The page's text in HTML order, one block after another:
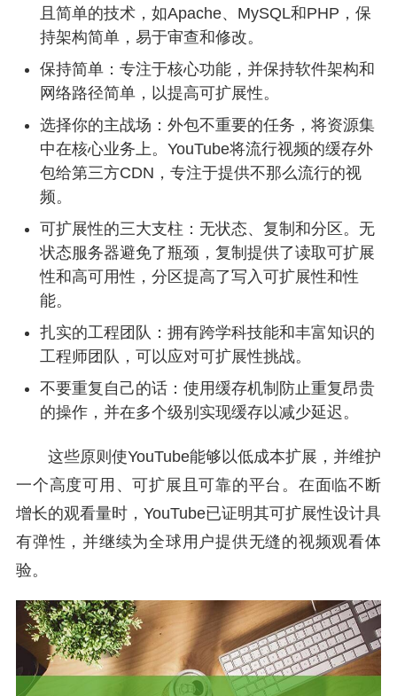
且简单的技术，如Apache、MySQL和PHP，保
持架构简单，易于审查和修改。
保持简单：专注于核心功能，并保持软件架构和
网络路径简单，以提高可扩展性。
选择你的主战场：外包不重要的任务，将资源集
中在核心业务上。YouTube将流行视频的缓存外
包给第三方CDN，专注于提供不那么流行的视
频。
可扩展性的三大支柱：无状态、复制和分区。无
状态服务器避免了瓶颈，复制提供了读取可扩展
性和高可用性，分区提高了写入可扩展性和性
能。
扎实的工程团队：拥有跨学科技能和丰富知识的
工程师团队，可以应对可扩展性挑战。
不要重复自己的话：使用缓存机制防止重复昂贵
的操作，并在多个级别实现缓存以减少延迟。
这些原则使YouTube能够以低成本扩展，并维护
一个高度可用、可扩展且可靠的平台。在面临不断
增长的观看量时，YouTube已证明其可扩展性设计具
有弹性，并继续为全球用户提供无缝的视频观看体
验。